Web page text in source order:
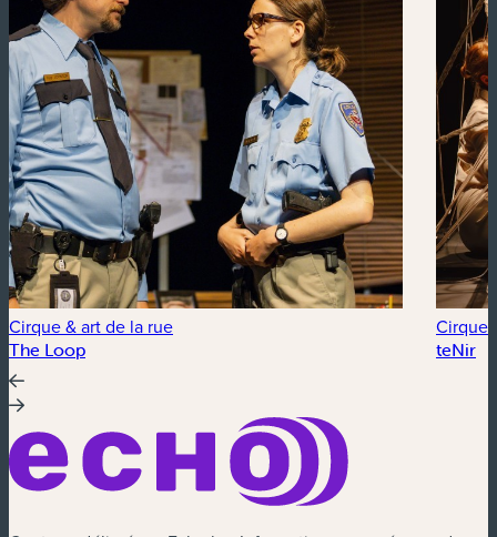
Cirque & art de la rue
The Loop
Cirque
teNir